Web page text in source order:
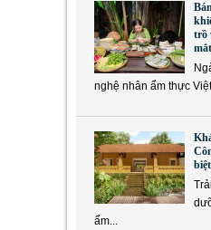
trồ
mắt
nghệ nhân ẩm thực
ẩm...